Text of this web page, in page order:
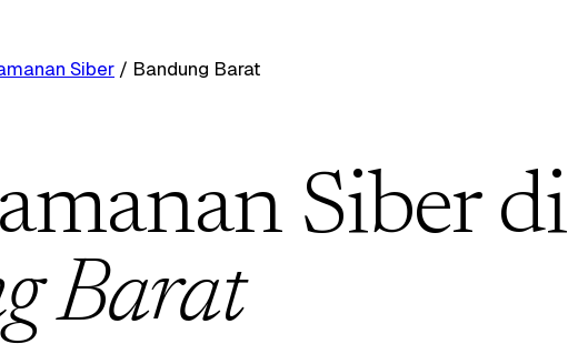
Siber / Bandung Barat
Siber di
Barat